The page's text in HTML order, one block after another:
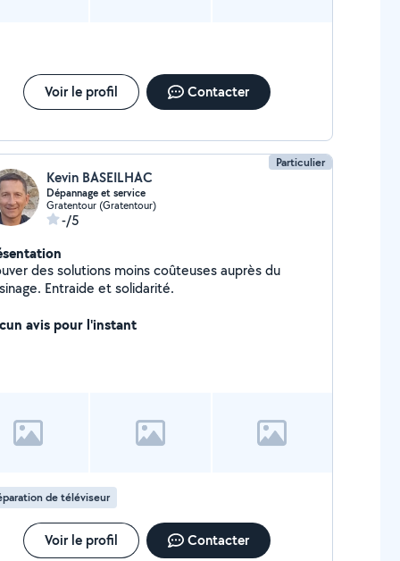
Voir le profil Contacter
Particulier
Kevin BASEILHAC
Dépannage et service
Gratentour (Gratentour)
-/5
des solutions moins coûteuses auprès du
Entraide et solidarité.
avis pour l'instant
de téléviseur
Voir le profil Contacter